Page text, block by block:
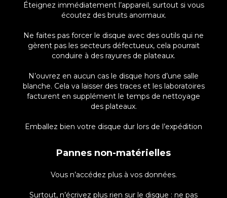
Éteignez immédiatement l’appareil, surtout si vous
écoutez des bruits anormaux.
Ne faites pas forcer le disque avec des outils qui ne
gèrent pas les secteurs défectueux, cela pourrait
conduire à des rayures de plateaux.
N’ouvrez en aucun cas le disque hors d’une salle
blanche. Cela va laisser des traces et les laboratoires
facturent en supplément le temps de nettoyage
des plateaux.
Emballez bien votre disque dur lors de l’expédition
Pannes non-matérielles
Vous n’accédez plus à vos données.
Surtout, n’écrivez plus rien sur le disque : ne pas